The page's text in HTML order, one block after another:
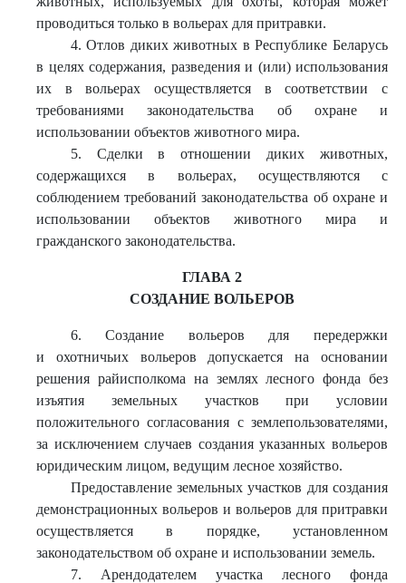
проводиться только в вольерах для притравки.
4. Отлов диких животных в Республике Беларусь
в целях содержания, разведения и (или) использования
их в вольерах осуществляется в соответствии с
требованиями законодательства об охране и
использовании объектов животного мира.
5. Сделки в отношении диких животных,
содержащихся в вольерах, осуществляются с
соблюдением требований законодательства об охране и
использовании объектов животного мира и
гражданского законодательства.
ГЛАВА 2
СОЗДАНИЕ ВОЛЬЕРОВ
6. Создание вольеров для передержки
и охотничьих вольеров допускается на основании
решения райисполкома на землях лесного фонда без
изъятия земельных участков при условии
положительного согласования с землепользователями,
за исключением случаев создания указанных вольеров
юридическим лицом, ведущим лесное хозяйство.
Предоставление земельных участков для создания
демонстрационных вольеров и вольеров для притравки
осуществляется в порядке, установленном
законодательством об охране и использовании земель.
7. Арендодателем участка лесного фонда